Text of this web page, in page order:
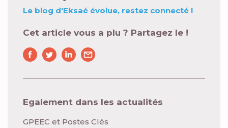
Le blog d'Eksaé évolue, restez connecté !
Cet article vous a plu ? Partagez le !
Egalement dans les actualités
GPEEC et Postes Clés